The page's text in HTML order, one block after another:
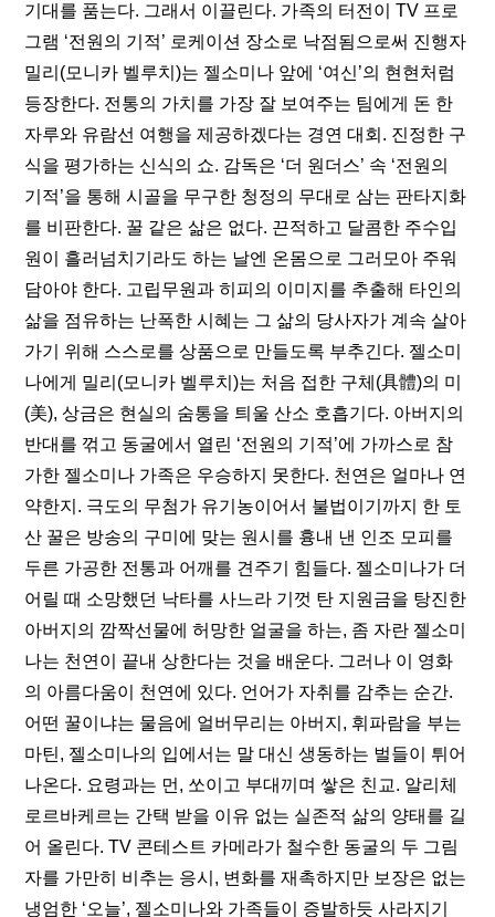
기대를 품는다. 그래서 이끌린다. 가족의 터전이 TV 프로
그램 ‘전원의 기적’ 로케이션 장소로 낙점됨으로써 진행자
밀리(모니카 벨루치)는 젤소미나 앞에 ‘여신’의 현현처럼
등장한다. 전통의 가치를 가장 잘 보여주는 팀에게 돈 한
자루와 유람선 여행을 제공하겠다는 경연 대회. 진정한 구
식을 평가하는 신식의 쇼. 감독은 ‘더 원더스’ 속 ‘전원의
기적’을 통해 시골을 무구한 청정의 무대로 삼는 판타지화
를 비판한다. 꿀 같은 삶은 없다. 끈적하고 달콤한 주수입
원이 흘러넘치기라도 하는 날엔 온몸으로 그러모아 주워
담아야 한다. 고립무원과 히피의 이미지를 추출해 타인의
삶을 점유하는 난폭한 시혜는 그 삶의 당사자가 계속 살아
가기 위해 스스로를 상품으로 만들도록 부추긴다. 젤소미
나에게 밀리(모니카 벨루치)는 처음 접한 구체(具體)의 미
(美), 상금은 현실의 숨통을 틔울 산소 호흡기다. 아버지의
반대를 꺾고 동굴에서 열린 ‘전원의 기적’에 가까스로 참
가한 젤소미나 가족은 우승하지 못한다. 천연은 얼마나 연
약한지. 극도의 무첨가 유기농이어서 불법이기까지 한 토
산 꿀은 방송의 구미에 맞는 원시를 흉내 낸 인조 모피를
두른 가공한 전통과 어깨를 견주기 힘들다. 젤소미나가 더
어릴 때 소망했던 낙타를 사느라 기껏 탄 지원금을 탕진한
아버지의 깜짝선물에 허망한 얼굴을 하는, 좀 자란 젤소미
나는 천연이 끝내 상한다는 것을 배운다. 그러나 이 영화
의 아름다움이 천연에 있다. 언어가 자취를 감추는 순간.
어떤 꿀이냐는 물음에 얼버무리는 아버지, 휘파람을 부는
마틴, 젤소미나의 입에서는 말 대신 생동하는 벌들이 튀어
나온다. 요령과는 먼, 쏘이고 부대끼며 쌓은 친교. 알리체
로르바케르는 간택 받을 이유 없는 실존적 삶의 양태를 길
어 올린다. TV 콘테스트 카메라가 철수한 동굴의 두 그림
자를 가만히 비추는 응시, 변화를 재촉하지만 보장은 없는
냉엄한 ‘오늘’, 젤소미나와 가족들이 증발하듯 사라지기